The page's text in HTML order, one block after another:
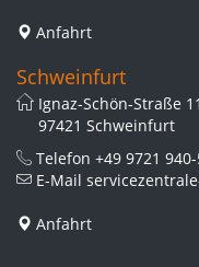
Anfahrt
Schweinfurt
Ignaz-Schön-Straße 11
97421 Schweinfurt
Telefon +49 9721
E-Mail
Anfahrt